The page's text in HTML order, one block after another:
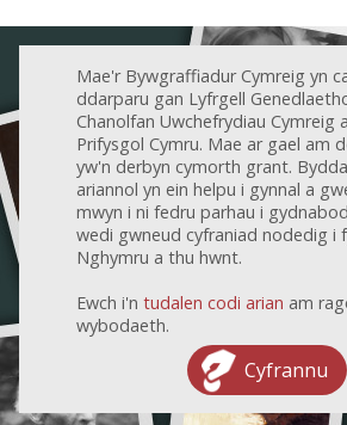
Mae'r Bywgraffiadur Cymreig yn
ddarparu gan Lyfrgell
Chanolfan Uwchefrydiau Cymreig
Prifysgol Cymru. Mae ar gael am
yw'n derbyn cymorth grant.
ariannol yn ein helpu i gynnal a
mwyn i ni fedru parhau i
wedi gwneud cyfraniad nodedig i
Nghymru a thu hwnt.
Ewch i'n tudalen codi arian am
wybodaeth.
Cyfrannu